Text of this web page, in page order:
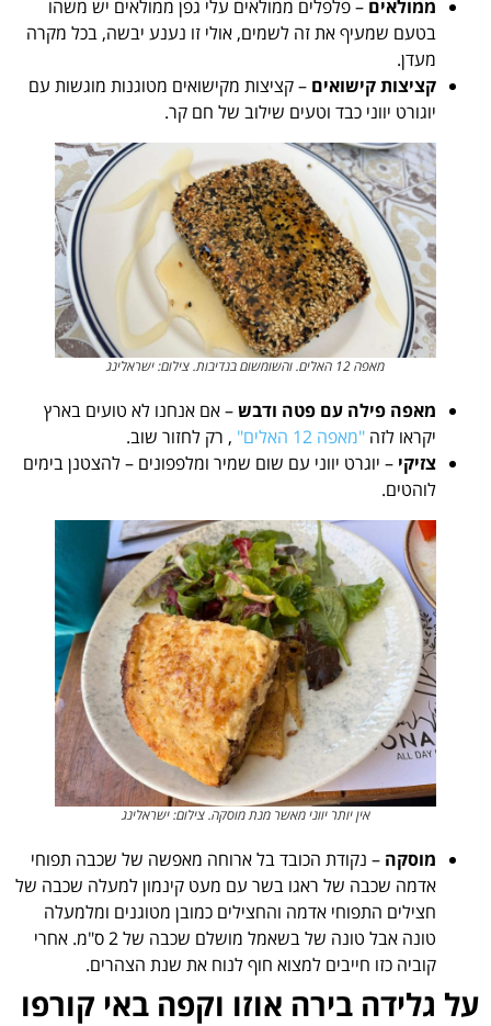
ממולאים – פלפלים ממולאים עלי גפן ממולאים יש משהו
בטעם שמעיף את זה לשמים, אולי זו נענע יבשה, בכל מקרה
מעדן.
קציצות קישואים – קציצות מקישואים מטוגנות מוגשות עם
יוגורט יווני כבד וטעים שילוב של חם קר.
מאפה 12 האלים. והשומשום בנדיבות. צילום: ישראלינג
מאפה פילה עם פטה ודבש– אם אנחנו לא טועים בארץ
יקראו לזה "מאפה 12 האלים"
, רק לחזור שוב.
צזיקי – יוגרט יווני עם שום שמיר ומלפפונים – להצטנן בימים
לוהטים.
אין יותר יווני מאשר מנת מוסקה. צילום: ישראלינג
מוסקה – נקודת הכובד בל ארוחה מאפשה של שכבה תפוחי
אדמה שכבה של ראגו בשר עם מעט קינמון למעלה שכבה של
חצילים התפוחי אדמה והחצילים כמובן מטוגנים ומלמעלה
טונה אבל טונה של בשאמל מושלם שכבה של 2 ס"מ. אחרי
קוביה כזו חייבים למצוא חוף לנוח את שנת הצהרים.
על גלידה בירה אוזו וקפה באי קורפו